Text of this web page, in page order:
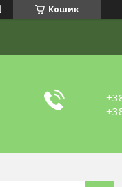
Кошик